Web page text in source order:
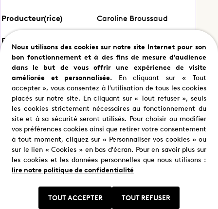
Partager ce programme
Producteur(rice) Caroline Broussaud
Production
Nous trouver
Où nous trouver ?
Nous utilisons des cookies sur notre site Internet pour son
bon fonctionnement et à des fins de mesure d'audience
dans le but de vous offrir une expérience de visite
améliorée et personnalisée.En cliquant sur « Tout
accepter », vous consentez à l'utilisation de tous les cookies
placés sur notre site. En cliquant sur « Tout refuser », seuls
les cookies strictement nécessaires au fonctionnement du
site et à sa sécurité seront utilisés. Pour choisir ou modifier
vos préférences cookies ainsi que retirer votre consentement
à tout moment, cliquez sur « Personnaliser vos cookies » ou
sur le lien « Cookies » en bas d'écran. Pour en savoir plus sur
les cookies et les données personnelles que nous utilisons :
lire notre politique de confidentialité
TOUT ACCEPTER TOUT REFUSER